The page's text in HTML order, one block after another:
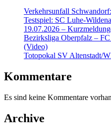
Verkehrsunfall
Testspiel: SC Luhe-
19.07.2026 –
Bezirksliga Oberpfalz –
(Video)
Totopokal SV Altenstadt/
Kommentare
Es sind keine Kommentare
Archive